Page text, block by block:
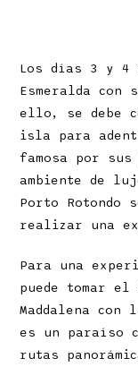
Los días 3 y 4
Esmeralda
ello, se debe
isla para
famosa por
ambiente de
Porto Rotondo
realizar una
Para una
puede tomar
Maddalena
es un paraíso
rutas